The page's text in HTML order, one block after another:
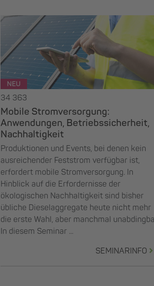
NEU
34 363
Mobile Stromversorgung:
Anwendungen, Betriebssicherheit,
Nachhaltigkeit
Produktionen und Events, bei denen kein
ausreichender Feststrom verfügbar ist,
erfordert mobile Stromversorgung. In
Hinblick auf die Erfordernisse der
ökologischen Nachhaltigkeit sind bisher
übliche Dieselaggregate heute nicht mehr
die erste Wahl, aber manchmal
In diesem Seminar ...
SEMINARINFO